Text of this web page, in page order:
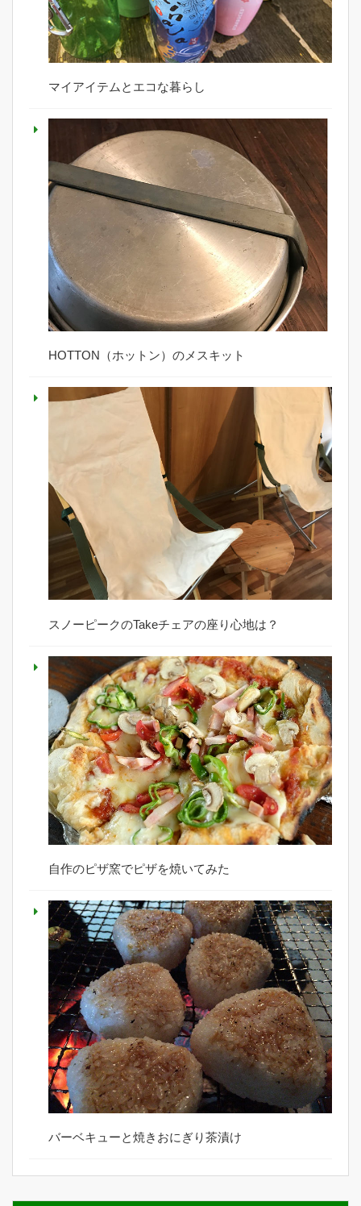
マイアイテムとエコな暮らし
HOTTON（ホットン）のメスキット
スノーピークのTakeチェアの座り心地は？
自作のピザ窯でピザを焼いてみた
バーベキューと焼きおにぎり茶漬け